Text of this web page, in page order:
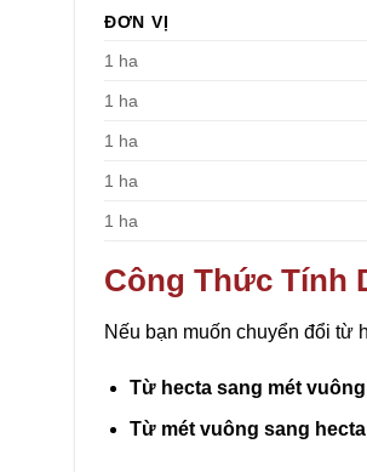
ĐƠN VỊ
1 ha
1 ha
1 ha
1 ha
1 ha
Công Thức Tính
Nếu bạn muốn chuyển đổi từ
Từ hecta sang mét
Từ mét vuông sang